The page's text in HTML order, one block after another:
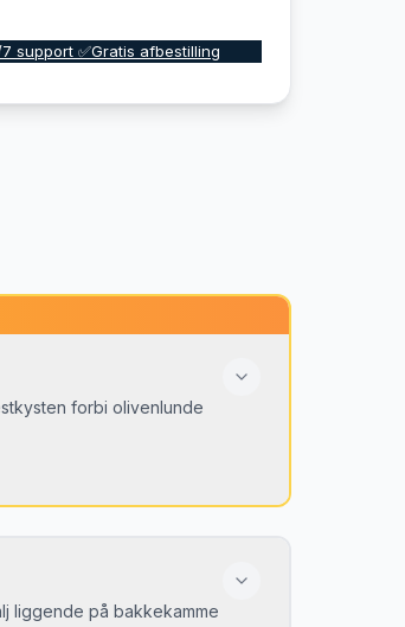
support ✅Gratis afbestilling
forbi olivenlunde
liggende på bakkekamme